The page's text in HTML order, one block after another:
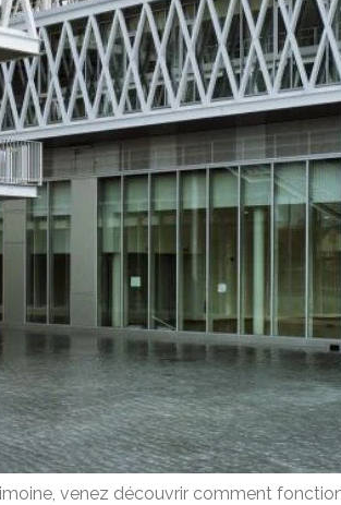
venez découvrir comment